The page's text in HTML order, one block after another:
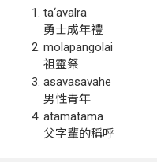
ta‘avalra
勇士成年禮
molapangolai
祖靈祭
asavasavahe
男性青年
atamatama
父字輩的稱呼